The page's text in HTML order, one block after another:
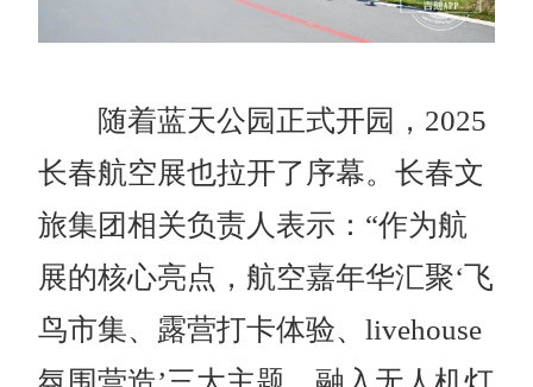
随着蓝天公园正式开园，2025
长春航空展也拉开了序幕。长春文
旅集团相关负责人表示：“作为航
展的核心亮点，航空嘉年华汇聚‘飞
鸟市集、露营打卡体验、livehouse